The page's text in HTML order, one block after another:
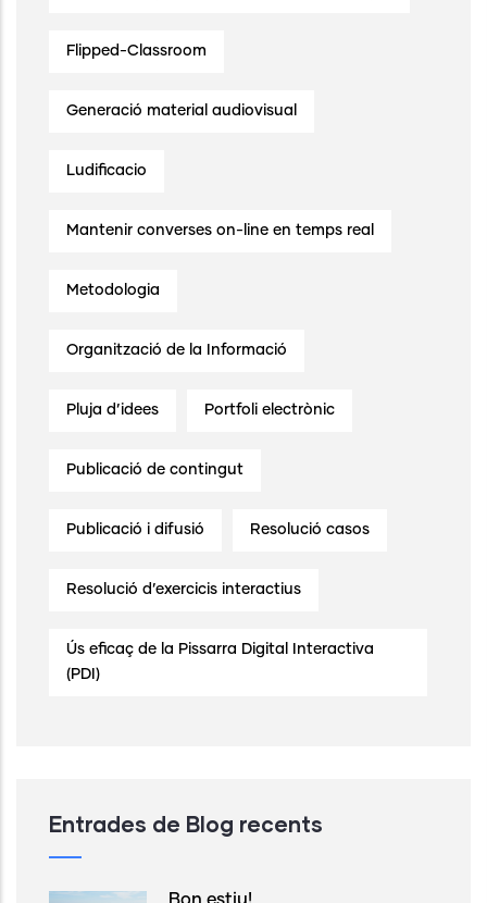
Flipped-Classroom
Generació material audiovisual
Ludificacio
Mantenir converses on-line en temps real
Metodologia
Organització de la Informació
Pluja d’idees Portfoli electrònic
Publicació de contingut
Publicació i difusió Resolució casos
Resolució d’exercicis interactius
Ús eficaç de la Pissarra Digital Interactiva
(PDI)
Entrades de Blog recents
Bon estiu!